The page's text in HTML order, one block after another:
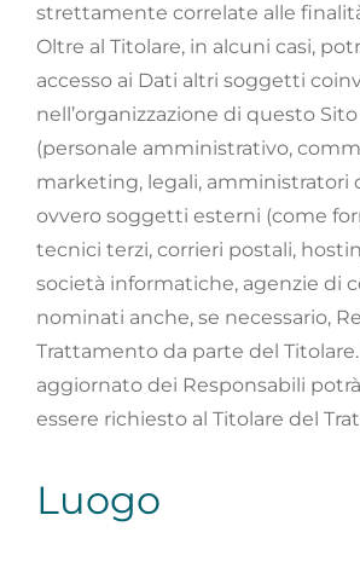
strettamente correlate alle
Oltre al Titolare, in alcuni casi,
accesso ai Dati altri soggetti
nell’organizzazione di questo
(personale amministrativo,
marketing, legali, amministratori
ovvero soggetti esterni (come
tecnici terzi, corrieri postali,
società informatiche, agenzie di
nominati anche, se necessario,
Trattamento da parte del Titolare.
aggiornato dei Responsabili
essere richiesto al Titolare del
Luogo